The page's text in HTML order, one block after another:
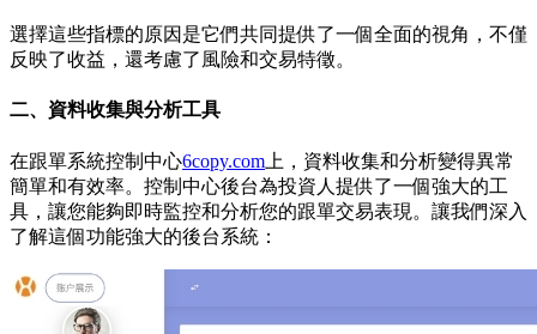
選擇這些指標的原因是它們共同提供了一個全面的視角，不僅
反映了收益，還考慮了風險和交易特徵。
二、資料收集與分析工具
在跟單系統控制中心6copy.com 上，資料收集和分析變得異常
簡單和有效率。控制中心後台為投資人提供了一個強大的工
具，讓您能夠即時監控和分析您的跟單交易表現。讓我們深入
了解這個功能強大的後台系統：